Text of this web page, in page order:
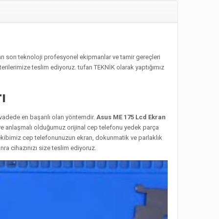
son teknoloji profesyonel ekipmanlar ve tamir gereçleri
teslim ediyoruz. tufan TEKNİK olarak yaptığımız
en başarılı olan yöntemdir. Asus ME 175 Lcd Ekran
anlaşmalı olduğumuz orijinal cep telefonu yedek parça
cep telefonunuzun ekran, dokunmatik ve parlaklık
cihazınızı size teslim ediyoruz.